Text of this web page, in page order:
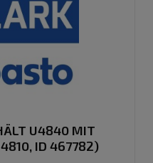
U4840 MIT
ID 467782)